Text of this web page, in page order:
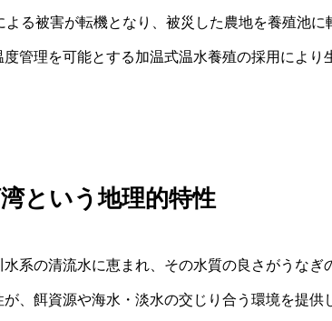
よる被害が転機となり、被災した農地を養殖池
管理を可能とする加温式温水養殖の採用により
という地理的特性
系の清流水に恵まれ、その水質の良さがうなぎ
が、餌資源や海水・淡水の交じり合う環境を提供